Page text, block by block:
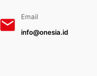
Email
info@onesia.id